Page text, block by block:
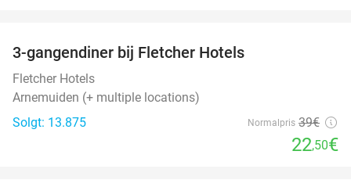
3-gangendiner bij Fletcher Hotels
Fletcher Hotels
Arnemuiden (+ multiple locations)
Solgt: 13.875
Normalpris 39€
22,50€